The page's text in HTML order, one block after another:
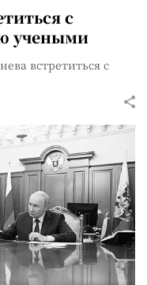
с
учеными
встретиться с